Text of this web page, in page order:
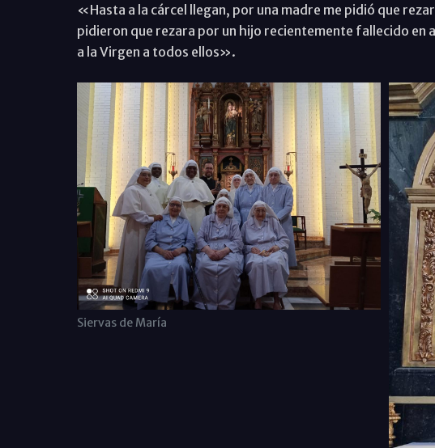
«Hasta a la cárcel llegan, por una madre me pidió que
pidieron que rezara por un hijo recientemente fallecido en
a la Virgen a todos ellos».
Siervas de María